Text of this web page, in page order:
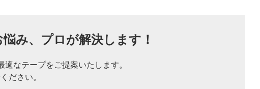
み、 プロが解決します！
適なテープをご提案いたします。
ださい。